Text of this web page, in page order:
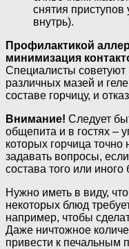
снятия
внутрь).
Профилактикой
минимизация
Специалисты советуют
различных мазей и
составе горчицу, и
Внимание! Следует
общепита и в гостях –
которых горчица точно
задавать вопросы,
состава того или иного
Нужно иметь в виду,
некоторых блюд
например, чтобы
Даже ничтожное
привести к печальным